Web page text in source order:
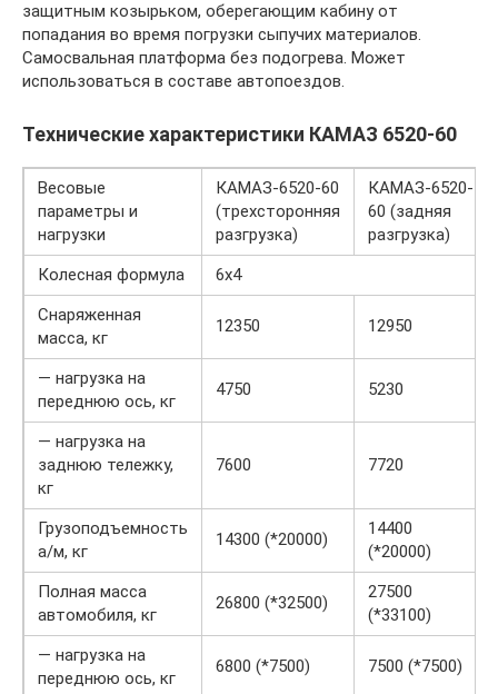
защитным козырьком, оберегающим кабину от
попадания во время погрузки сыпучих материалов.
Самосвальная платформа без подогрева. Может
использоваться в составе автопоездов.
Технические характеристики КАМАЗ 6520-60
Весовые
параметры и
нагрузки
КАМАЗ-6520-60
(трехсторонняя
разгрузка)
КАМАЗ-6520-
60 (задняя
разгрузка)
Колесная формула
6х4
Снаряженная
масса, кг
12350 12950
— нагрузка на
переднюю ось, кг
4750 5230
— нагрузка на
заднюю тележку,
кг
7600 7720
Грузоподъемность
а/м, кг
14300 (*20000)
14400
(*20000)
Полная масса
автомобиля, кг
26800 (*32500)
27500
(*33100)
— нагрузка на
переднюю ось, кг
6800 (*7500) 7500 (*7500)